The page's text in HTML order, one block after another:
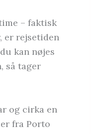
– faktisk
er rejsetiden
kan nøjes
så tager
og cirka en
fra Porto